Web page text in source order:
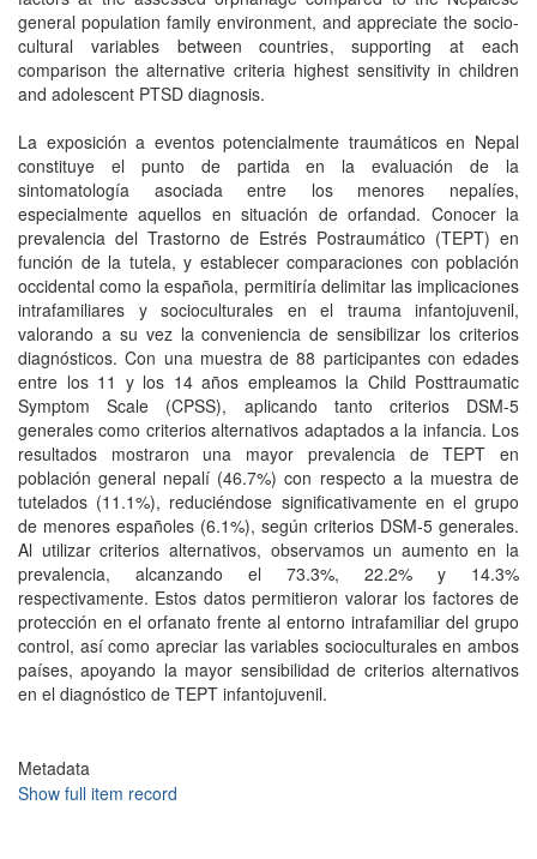
general population family environment, and appreciate the socio-
cultural variables between countries, supporting at each
comparison the alternative criteria highest sensitivity in children
and adolescent PTSD diagnosis.
La exposición a eventos potencialmente traumáticos en Nepal
constituye el punto de partida en la evaluación de la
sintomatología asociada entre los menores nepalíes,
especialmente aquellos en situación de orfandad. Conocer la
prevalencia del Trastorno de Estrés Postraumático (TEPT) en
función de la tutela, y establecer comparaciones con población
occidental como la española, permitiría delimitar las implicaciones
intrafamiliares y socioculturales en el trauma infantojuvenil,
valorando a su vez la conveniencia de sensibilizar los criterios
diagnósticos. Con una muestra de 88 participantes con edades
entre los 11 y los 14 años empleamos la Child Posttraumatic
Symptom Scale (CPSS), aplicando tanto criterios DSM-5
generales como criterios alternativos adaptados a la infancia. Los
resultados mostraron una mayor prevalencia de TEPT en
población general nepalí (46.7%) con respecto a la muestra de
tutelados (11.1%), reduciéndose significativamente en el grupo
de menores españoles (6.1%), según criterios DSM-5 generales.
Al utilizar criterios alternativos, observamos un aumento en la
prevalencia, alcanzando el 73.3%, 22.2% y 14.3%
respectivamente. Estos datos permitieron valorar los factores de
protección en el orfanato frente al entorno intrafamiliar del grupo
control, así como apreciar las variables socioculturales en ambos
países, apoyando la mayor sensibilidad de criterios alternativos
en el diagnóstico de TEPT infantojuvenil.
Metadata
Show full item record